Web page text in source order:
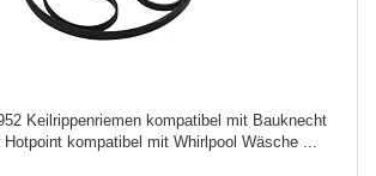
Keilrippenriemen kompatibel mit Bauknecht
kompatibel mit Whirlpool Wäsche ...